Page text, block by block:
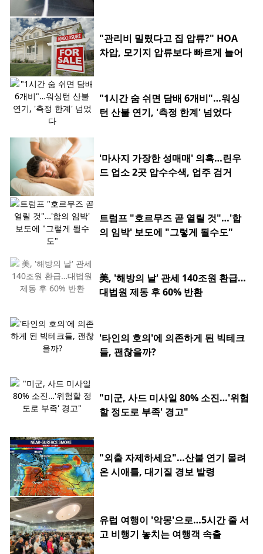
"관리비 밀렸다고 집 압류?" HOA
차압, 모기지 압류보다 빠르게 늘어
"1시간 숨 쉬면 담배 6개비"…워싱
턴 산불 연기, '측정 한계' 넘었다
'마사지 가장한 성매매' 의혹…린우
드 업소 2곳 압수수색, 업주 검거
트럼프 "호르무즈 곧 열릴 것"…'합
의 임박' 보도에 "그렇게 될수도"
美, '해방의 날' 관세 140조원 환급…
대법원 제동 후 60% 반환
'타인의 호의'에 의존하게 된 빅테크
들, 괜찮을까?
"미군, 사드 미사일 80% 소진…'위험
할 정도로 부족' 경고"
"외출 자제하세요"…산불 연기 몰려
온 시애틀, 대기질 경보 발령
유럽 여행이 '악몽'으로…5시간 줄 서
고 비행기 놓치는 여행객 속출